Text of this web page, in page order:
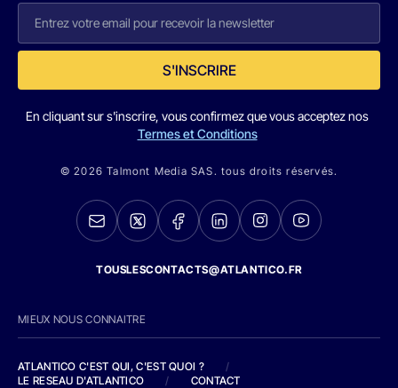
S'INSCRIRE
En cliquant sur s'inscrire, vous confirmez que vous acceptez nos
Termes et Conditions
© 2026 Talmont Media SAS. tous droits réservés.
TOUSLESCONTACTS@ATLANTICO.FR
MIEUX NOUS CONNAITRE
ATLANTICO C'EST QUI, C'EST QUOI ?
/
LE RESEAU D'ATLANTICO
/ CONTACT